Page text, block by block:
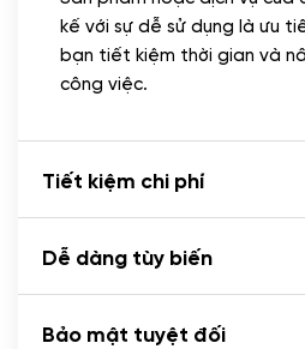
kế với sự dễ sử dụng là ưu
bạn tiết kiệm thời gian và
công việc.
Tiết kiệm chi phí
Dễ dàng tùy biến
Bảo mật tuyệt đối